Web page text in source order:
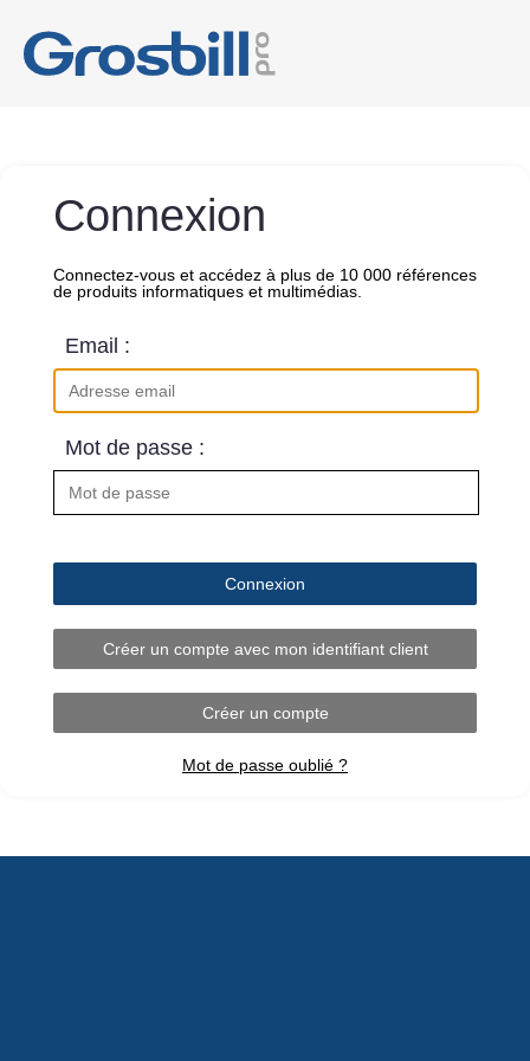
Connexion
Connectez-vous et accédez à plus de 10 000 références
de produits informatiques et multimédias.
Email :
Mot de passe :
Connexion
Créer un compte avec mon identifiant client
Créer un compte
Mot de passe oublié ?